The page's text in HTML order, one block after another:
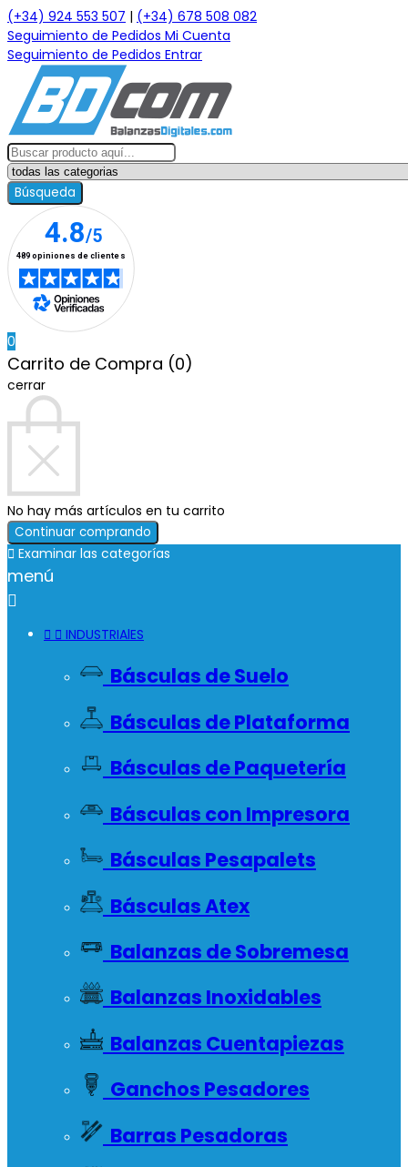
(+34) 924 553 507 | (+34) 678 508 082
Seguimiento de Pedidos Mi Cuenta
Seguimiento de Pedidos Entrar
Búsqueda
0
Carrito de Compra (0)
cerrar
No hay más artículos en tu carrito
Continuar comprando
 Examinar las categorías
menú

  INDUSTRIAlES
Básculas de Suelo
Básculas de Plataforma
Básculas de Paquetería
Básculas con Impresora
Básculas Pesapalets
Básculas Atex
Balanzas de Sobremesa
Balanzas Inoxidables
Balanzas Cuentapiezas
Ganchos Pesadores
Barras Pesadoras